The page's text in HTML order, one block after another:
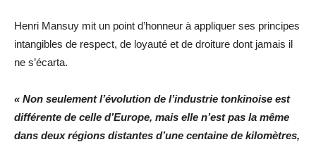
Henri Mansuy mit un point d’honneur à appliquer ses principes
intangibles de respect, de loyauté et de droiture dont jamais il
ne s’écarta.
« Non seulement l’évolution de l’industrie tonkinoise est
différente de celle d’Europe, mais elle n’est pas la même
dans deux régions distantes d’une centaine de kilomètres,